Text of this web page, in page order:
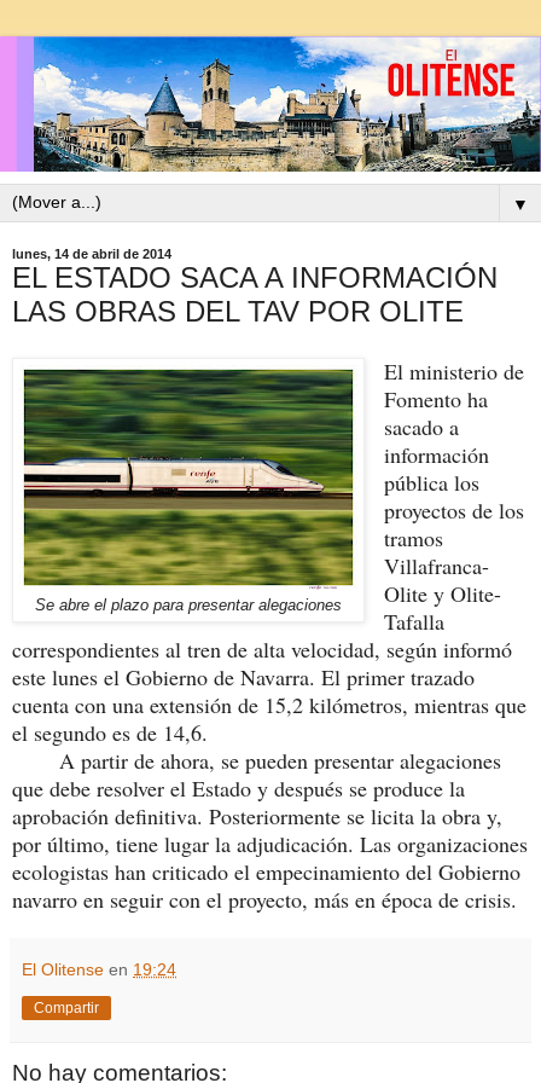
▼
lunes, 14 de abril de 2014
EL ESTADO SACA A INFORMACIÓN
LAS OBRAS DEL TAV POR OLITE
Se abre el plazo para presentar alegaciones
El ministerio de
Fomento ha
sacado a
información
pública los
proyectos de los
tramos
Villafranca-
Olite y Olite-
Tafalla
correspondientes al tren de alta velocidad, según informó
este lunes el Gobierno de Navarra. El primer trazado
cuenta con una extensión de 15,2 kilómetros, mientras que
el segundo es de 14,6.
A partir de ahora, se pueden presentar alegaciones
que debe resolver el Estado y después se produce la
aprobación definitiva. Posteriormente se licita la obra y,
por último, tiene lugar la adjudicación. Las organizaciones
ecologistas han criticado el empecinamiento del Gobierno
navarro en seguir con el proyecto, más en época de crisis.
El Olitense en 19:24
Compartir
No hay comentarios: